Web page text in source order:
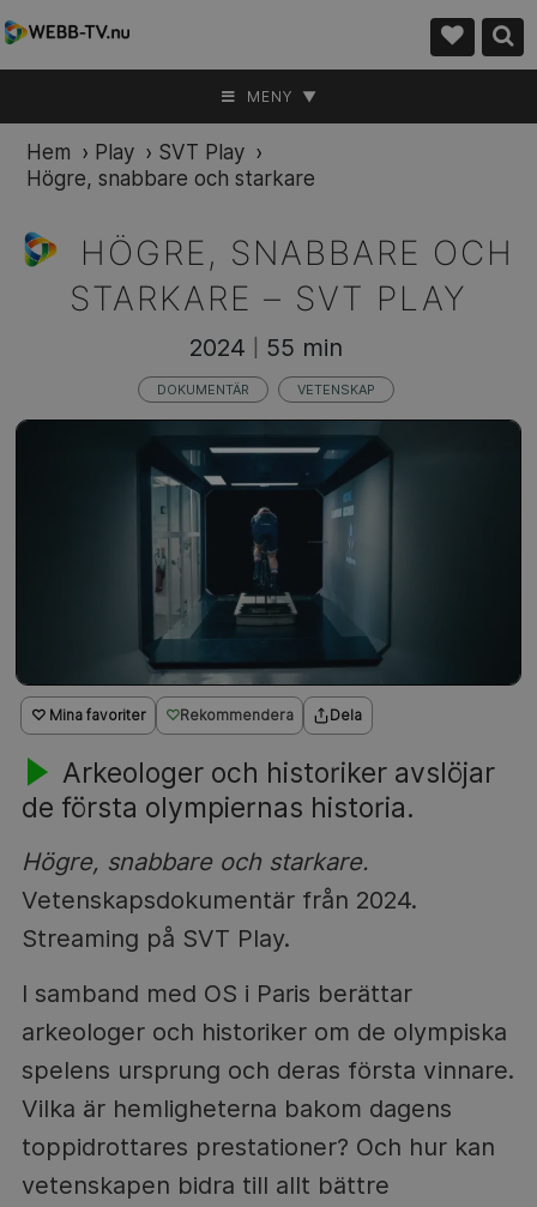
MENY ▼
Hem › Play › SVT Play ›
Högre, snabbare och starkare
HÖGRE, SNABBARE OCH
STARKARE – SVT PLAY
♡ Mina favoriter Rekommendera Dela
Arkeologer och historiker avslöjar
de första olympiernas historia.
Högre, snabbare och starkare.
Vetenskapsdokumentär från 2024.
Streaming på SVT Play.
I samband med OS i Paris berättar
arkeologer och historiker om de olympiska
spelens ursprung och deras första vinnare.
Vilka är hemligheterna bakom dagens
toppidrottares prestationer? Och hur kan
vetenskapen bidra till allt bättre
2024 55 min
DOKUMENTÄR VETENSKAP